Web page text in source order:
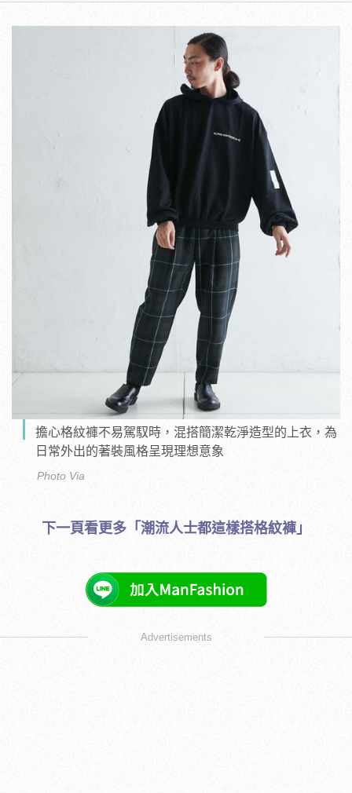
擔心格紋褲不易駕馭時，混搭簡潔乾淨造型的上衣，為
日常外出的著裝風格呈現理想意象
Photo Via
下一頁看更多「潮流人士都這樣搭格紋褲」
Advertisements